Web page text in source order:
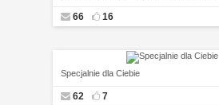
66 16
Specjalnie dla Ciebie
62 7